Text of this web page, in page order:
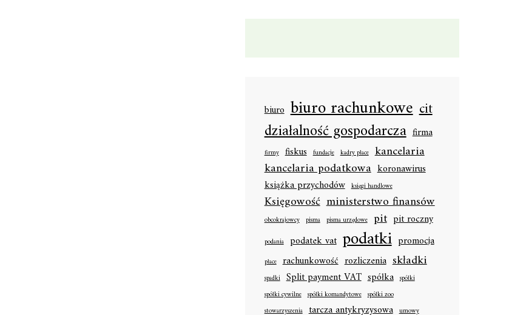
biuro biuro rachunkowe cit
działalność gospodarcza firma
firmy fiskus fundacje kadry płace kancelaria
kancelaria podatkowa koronawirus
książka przychodów księgi handlowe
Księgowość ministerstwo finansów
obcokrajowcy pisma pisma urzędowe pit pit roczny
podania podatek vat podatki promocja
płace rachunkowość rozliczenia składki
spadki Split payment VAT spółka spółki
spółki cywilne spółki komandytowe spółki zoo
stowarzyszenia tarcza antykryzysowa umowy